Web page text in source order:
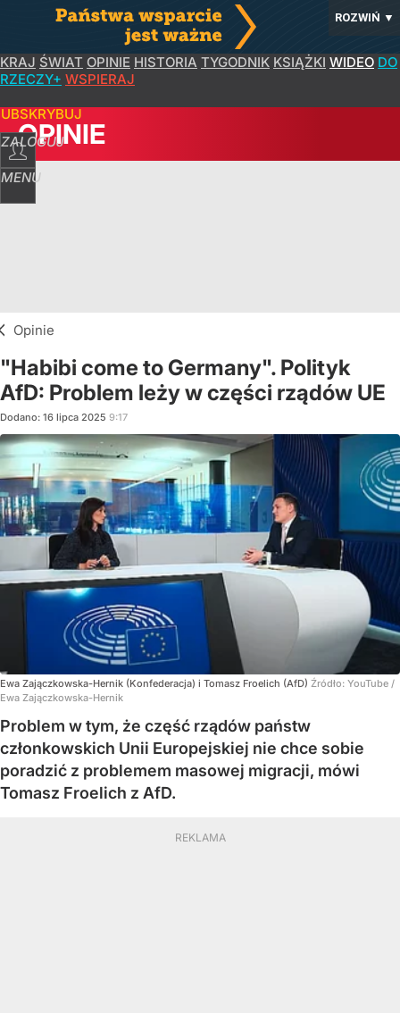
ROZWIŃ ▼
KRAJ ŚWIAT OPINIE HISTORIA TYGODNIK KSIĄŻKI WIDEO DO
RZECZY+ WSPIERAJ
ZALOGUJ
MENU
OPINIE
Opinie
"Habibi come to Germany". Polityk
AfD: Problem leży w części rządów UE
Dodano: 16 lipca 2025 9:17
Ewa Zajączkowska-Hernik (Konfederacja) i Tomasz Froelich (AfD) Źródło: YouTube /
Ewa Zajączkowska-Hernik
Problem w tym, że część rządów państw
członkowskich Unii Europejskiej nie chce sobie
poradzić z problemem masowej migracji, mówi
Tomasz Froelich z AfD.